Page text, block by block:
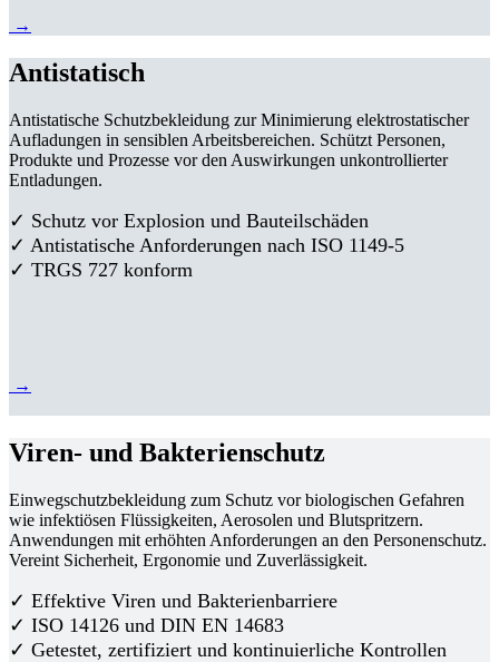
→
Antistatisch
Antistatische Schutzbekleidung zur Minimierung elektrostatischer
Aufladungen in sensiblen Arbeitsbereichen. Schützt Personen,
Produkte und Prozesse vor den Auswirkungen unkontrollierter
Entladungen.
✓ Schutz vor Explosion und Bauteilschäden
✓ Antistatische Anforderungen nach ISO 1149-5
✓ TRGS 727 konform
→
Viren- und Bakterienschutz
Einwegschutzbekleidung zum Schutz vor biologischen Gefahren
wie infektiösen Flüssigkeiten, Aerosolen und Blutspritzern.
Anwendungen mit erhöhten Anforderungen an den Personenschutz.
Vereint Sicherheit, Ergonomie und Zuverlässigkeit.
✓ Effektive Viren und Bakterienbarriere
✓ ISO 14126 und DIN EN 14683
✓ Getestet, zertifiziert und kontinuierliche Kontrollen